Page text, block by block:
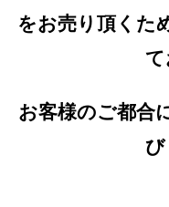
をお売り頂くた
て
お客様のご都合
び